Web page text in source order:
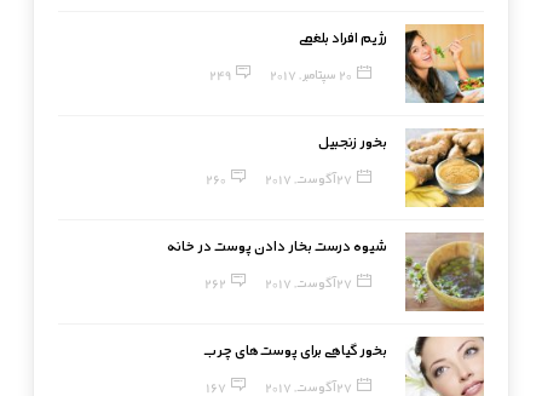
رژیم افراد بلغمی
20 سپتامبر, 2017 249
بخور زنجبیل
27 آگوست, 2017 260
شیوه درست بخار دادن پوست در خانه
27 آگوست, 2017 262
بخور گیاهی برای پوست‌های چرب
27 آگوست, 2017 167